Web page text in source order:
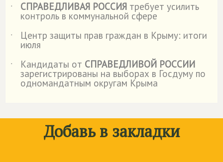
˙
СПРАВЕДЛИВАЯ РОССИЯ требует усилить
контроль в коммунальной сфере
˙
Центр защиты прав граждан в Крыму: итоги
июля
˙
Кандидаты от СПРАВЕДЛИВОЙ РОССИИ
зарегистрированы на выборах в Госдуму по
одномандатным округам Крыма
Добавь в закладки